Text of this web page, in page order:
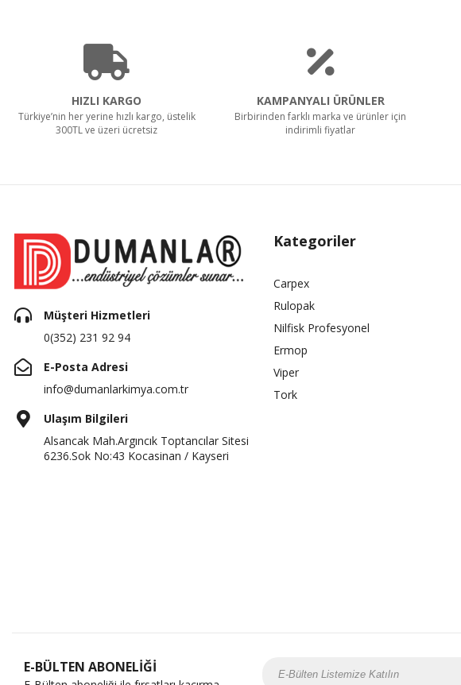
HIZLI KARGO
Türkiye’nin her yerine hızlı kargo, üstelik
300TL ve üzeri ücretsiz
KAMPANYALI ÜRÜNLER
Birbirinden farklı marka ve ürünler için
indirimli fiyatlar
Müşteri Hizmetleri
0(352) 231 92 94
E-Posta Adresi
info@dumanlarkimya.com.tr
Ulaşım Bilgileri
Alsancak Mah.Argıncık Toptancılar Sitesi
6236.Sok No:43 Kocasinan / Kayseri
Kategoriler
Carpex
Rulopak
Nilfisk Profesyonel
Ermop
Viper
Tork
E-BÜLTEN ABONELİĞİ